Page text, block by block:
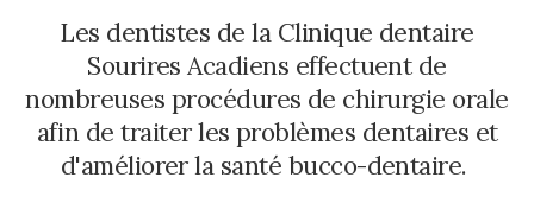
Les dentistes de la Clinique dentaire
Sourires Acadiens effectuent de
nombreuses procédures de chirurgie orale
afin de traiter les problèmes dentaires et
d'améliorer la santé bucco-dentaire.